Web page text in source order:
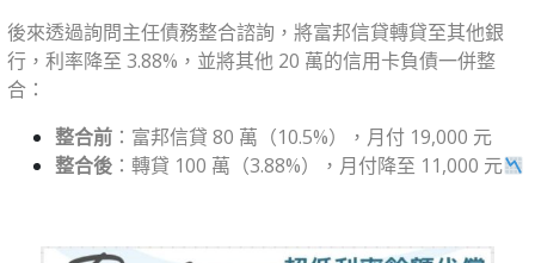
後來透過詢問主任債務整合諮詢，將富邦信貸轉貸至其他銀
行，利率降至 3.88%，並將其他 20 萬的信用卡負債一併整
合：
整合前 ：富邦信貸 80 萬（10.5%），月付 19,000 元
整合後 ：轉貸 100 萬（3.88%），月付降至 11,000 元